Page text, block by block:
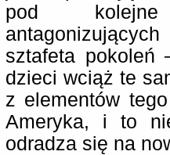
pod kolejne
sztafeta pokoleń
dzieci wciąż te
z elementów
Ameryka, i to
odradza się na